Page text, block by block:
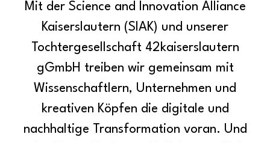
Mit der Science and Innovation Alliance
Kaiserslautern (SIAK) und unserer
Tochtergesellschaft 42kaiserslautern
gGmbH treiben wir gemeinsam mit
Wissenschaftlern, Unternehmen und
kreativen Köpfen die digitale und
nachhaltige Transformation voran. Und